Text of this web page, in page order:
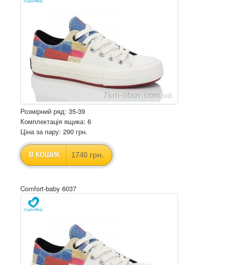
Розмірний ряд: 35-39
Комплектація ящика: 6
Ціна за пару: 290 грн.
В КОШИК 1740 грн.
Comfort-baby 6037